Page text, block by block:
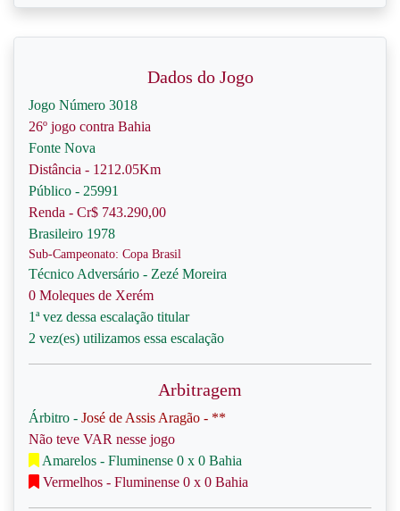
Dados do Jogo
Jogo Número 3018
26º jogo contra Bahia
Fonte Nova
Distância - 1212.05Km
Público - 25991
Renda - Cr$ 743.290,00
Brasileiro 1978
Sub-Campeonato: Copa Brasil
Técnico Adversário - Zezé Moreira
0 Moleques de Xerém
1ª vez dessa escalação titular
2 vez(es) utilizamos essa escalação
Arbitragem
Árbitro - José de Assis Aragão - **
Não teve VAR nesse jogo
Amarelos - Fluminense 0 x 0 Bahia
Vermelhos - Fluminense 0 x 0 Bahia